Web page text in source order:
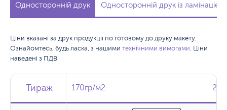
Односторонній друк Односторонній друк із ламінацією
Ціни вказані за друк продукції по готовому до друку макету.
Ознайомтесь, будь ласка, з нашими технічними вимогами. Ціни
наведені з ПДВ.
Тираж
Тираж 170гр/м2
Тираж 170гр/м2